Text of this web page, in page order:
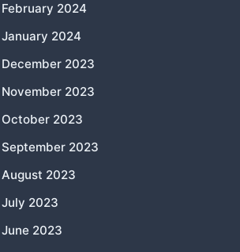
February 2024
January 2024
December 2023
November 2023
October 2023
September 2023
August 2023
July 2023
June 2023